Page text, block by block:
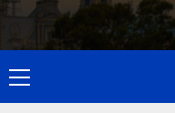
Menú
principal